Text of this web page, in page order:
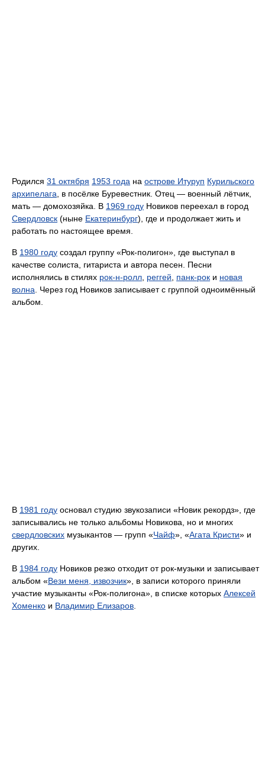
Родился 31 октября 1953 года на острове Итуруп Курильского
архипелага , в посёлке Буревестник. Отец — военный лётчик,
мать — домохозяйка. В 1969 году Новиков переехал в город
Свердловск (ныне Екатеринбург), где и продолжает жить и
работать по настоящее время.
В 1980 году создал группу «Рок-полигон», где выступал в
качестве солиста, гитариста и автора песен. Песни
исполнялись в стилях рок-н-ролл реггей панк-рок и новая
волна . Через год Новиков записывает с группой одноимённый
альбом.
В 1981 году основал студию звукозаписи «Новик рекордз», где
записывались не только альбомы Новикова, но и многих
свердловских музыкантов — групп «Чайф», «Агата Кристи» и
других.
В 1984 году Новиков резко отходит от рок-музыки и записывает
альбом «Вези меня, извозчик», в записи которого приняли
участие музыканты «Рок-полигона», в списке которых Алексей
Хоменко и Владимир Елизаров